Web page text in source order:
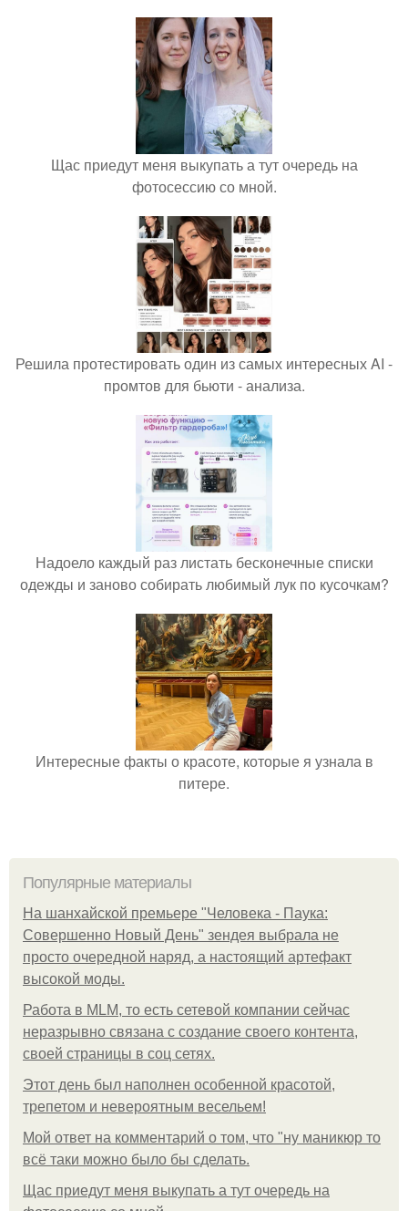
Щас приедут меня выкупать а тут очередь на
фотосессию со мной.
Решила протестировать один из самых интересных AI -
промтов для бьюти - анализа.
Надоело каждый раз листать бесконечные списки
одежды и заново собирать любимый лук по кусочкам?
Интересные факты о красоте, которые я узнала в
питере.
Популярные материалы
На шанхайской премьере "Человека - Паука:
Совершенно Новый День" зендея выбрала не
просто очередной наряд, а настоящий артефакт
высокой моды.
Работа в MLM, то есть сетевой компании сейчас
неразрывно связана с создание своего контента,
своей страницы в соц сетях.
Этот день был наполнен особенной красотой,
трепетом и невероятным весельем!
Мой ответ на комментарий о том, что "ну маникюр то
всё таки можно было бы сделать.
Щас приедут меня выкупать а тут очередь на